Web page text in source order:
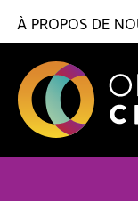
À PROPOS DE